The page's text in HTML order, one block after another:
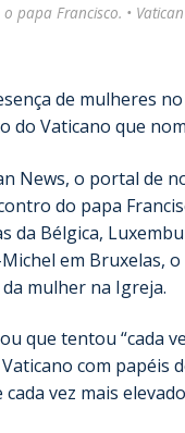
papa Francisco. •
de mulheres
do Vaticano que
News, o portal de
do papa
da Bélgica,
em Bruxelas,
mulher na Igreja.
que tentou “cada
com papéis
vez mais